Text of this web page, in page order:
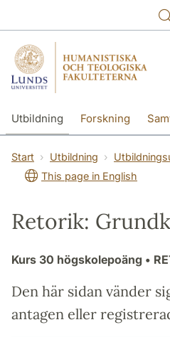
Utbildning Forskning
Start Utbildning
This page in English
Retorik:
Kurs 30 högskolepoäng •
Den här sidan vänder
antagen eller